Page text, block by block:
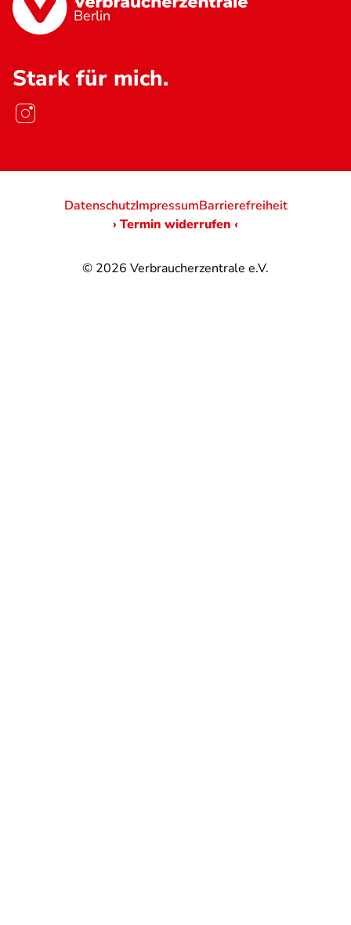
Berlin
Stark für mich.
© 2026 Verbraucherzentrale e.V.
DatenschutzImpressumBarrierefreiheit
› Termin widerrufen ‹